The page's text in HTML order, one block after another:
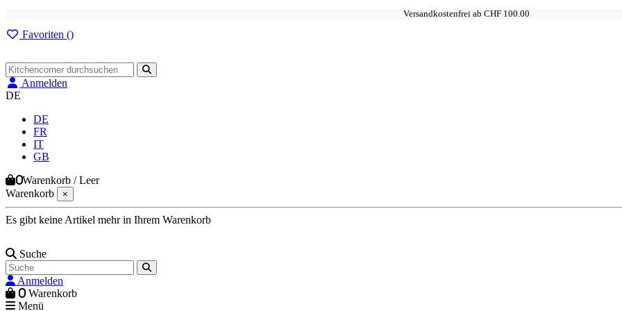
Versandkostenfrei ab CHF 100.00
Favoriten ()
Anmelden
DE
DE
FR
IT
GB
0Warenkorb /Leer
Warenkorb
×
Es gibt keine Artikel mehr in Ihrem Warenkorb
Suche
Anmelden
0 Warenkorb
Menü